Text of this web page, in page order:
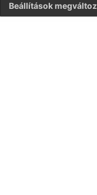
Beállítások